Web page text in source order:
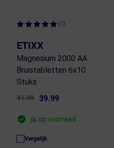
(1)
ETIXX
Magnesium 2000 AA
Bruistabletten 6x10
Stuks
41.99 39.99
ja, op voorraad
Vergelijk